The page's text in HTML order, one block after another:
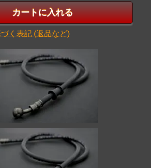
く表記 (返品など)